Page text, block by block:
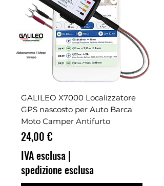
GALILEO X7000 Localizzatore
GPS nascosto per Auto Barca
Moto Camper Antifurto
Prezzo
24,00 €
IVA esclusa |
spedizione esclusa